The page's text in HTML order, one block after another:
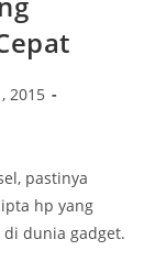
2015
pastinya
hp yang
dunia gadget.